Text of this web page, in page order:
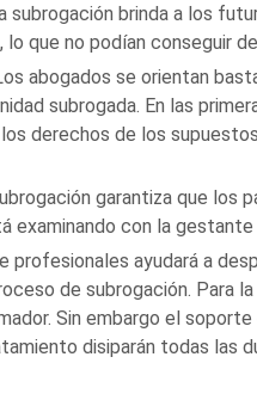
subrogación brinda a los
lo que no podían conseguir
abogados se orientan
subrogada. En las
derechos de los
garantiza que los
examinando con la
profesionales ayudará a
de subrogación. Para
Sin embargo el
disiparán todas las